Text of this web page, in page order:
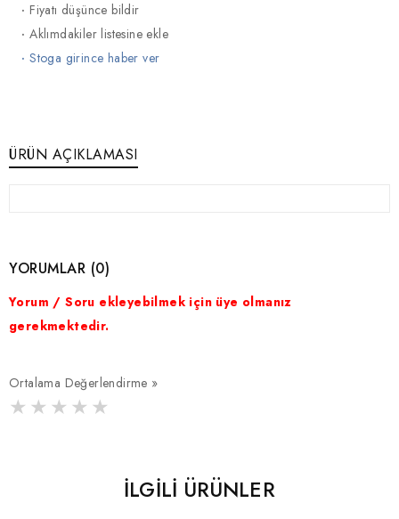
·Fiyatı düşünce bildir
·Aklımdakiler listesine ekle
·Stoga girince haber ver
ÜRÜN AÇIKLAMASI
YORUMLAR (0)
Yorum / Soru ekleyebilmek için üye olmanız
gerekmektedir.
Ortalama Değerlendirme »
İLGILI ÜRÜNLER